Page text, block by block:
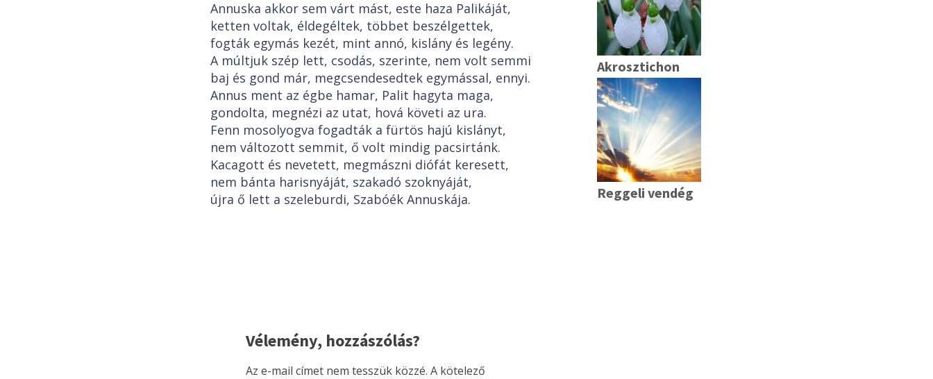
Annuska akkor sem várt mást, este haza Palikáját,
ketten voltak, éldegéltek, többet beszélgettek,
fogták egymás kezét, mint annó, kislány és legény.
A múltjuk szép lett, csodás, szerinte, nem volt semmi
baj és gond már, megcsendesedtek egymással, ennyi.
Annus ment az égbe hamar, Palit hagyta maga,
gondolta, megnézi az utat, hová követi az ura.
Fenn mosolyogva fogadták a fürtös hajú kislányt,
nem változott semmit, ő volt mindig pacsirtánk.
Kacagott és nevetett, megmászni diófát keresett,
nem bánta harisnyáját, szakadó szoknyáját,
újra ő lett a szeleburdi, Szabóék Annuskája.
Vélemény, hozzászólás?
Az e-mail címet nem tesszük közzé. A kötelező
Akrosztichon
Reggeli vendég